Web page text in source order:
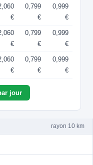
€
0,799
€
0,999
€
€
0,799
€
0,999
€
€
0,799
€
0,999
€
jour
rayon 10 km